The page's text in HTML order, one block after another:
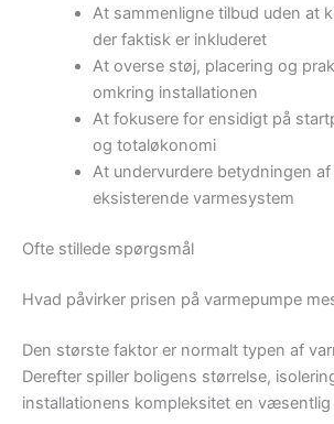
At sammenligne tilbud uden at
der faktisk er inkluderet
At overse støj, placering og
omkring installationen
At fokusere for ensidigt på
og totaløkonomi
At undervurdere betydningen
eksisterende varmesystem
Ofte stillede spørgsmål
Hvad påvirker prisen på varmepumpe
Den største faktor er normalt typen af
Derefter spiller boligens størrelse,
installationens kompleksitet en væsentlig